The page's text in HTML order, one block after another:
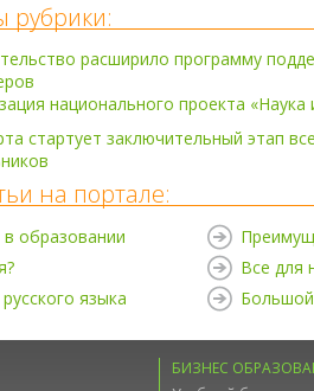
рубрики:
расширило программу
национального проекта «Наука
стартует заключительный этап
на портале:
образовании
языка
Все для
Большой
БИЗНЕС